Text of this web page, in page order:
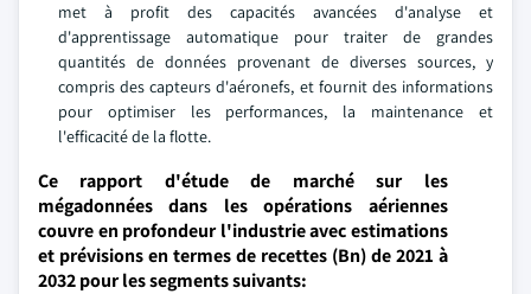
met à profit des capacités avancées d'analyse et
d'apprentissage automatique pour traiter de grandes
quantités de données provenant de diverses sources, y
compris des capteurs d'aéronefs, et fournit des informations
pour optimiser les performances, la maintenance et
l'efficacité de la flotte.
Ce rapport d'étude de marché sur les
mégadonnées dans les opérations aériennes
couvre en profondeur l'industrie avec estimations
et prévisions en termes de recettes (Bn) de 2021 à
2032 pour les segments suivants: